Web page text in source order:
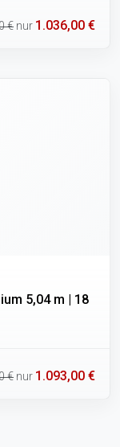
€ nur 1.036,00 €
5,04 m | 18
€ nur 1.093,00 €